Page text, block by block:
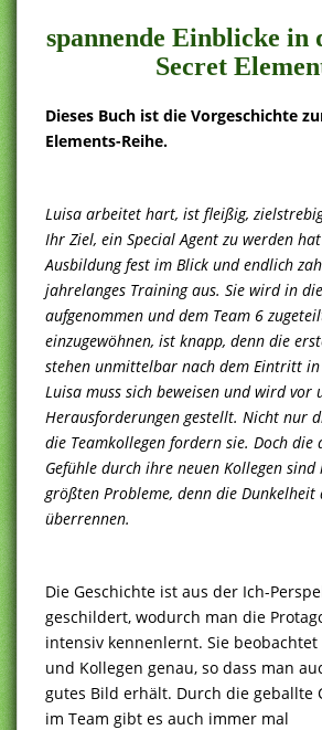
spannende Einblicke in
Secret
Dieses Buch ist die Vorgeschichte
Elements-Reihe.
Luisa arbeitet hart, ist fleißig,
Ihr Ziel, ein Special Agent zu werden
Ausbildung fest im Blick und endlich
jahrelanges Training aus. Sie wird in
aufgenommen und dem Team 6
einzugewöhnen, ist knapp, denn die
stehen unmittelbar nach dem Eintritt in
Luisa muss sich beweisen und wird vor
Herausforderungen gestellt. Nicht nur
die Teamkollegen fordern sie. Doch die
Gefühle durch ihre neuen Kollegen
größten Probleme, denn die
überrennen.
Die Geschichte ist aus der Ich-
geschildert, wodurch man die
intensiv kennenlernt. Sie
und Kollegen genau, so dass man
gutes Bild erhält. Durch die geballte
im Team gibt es auch immer mal